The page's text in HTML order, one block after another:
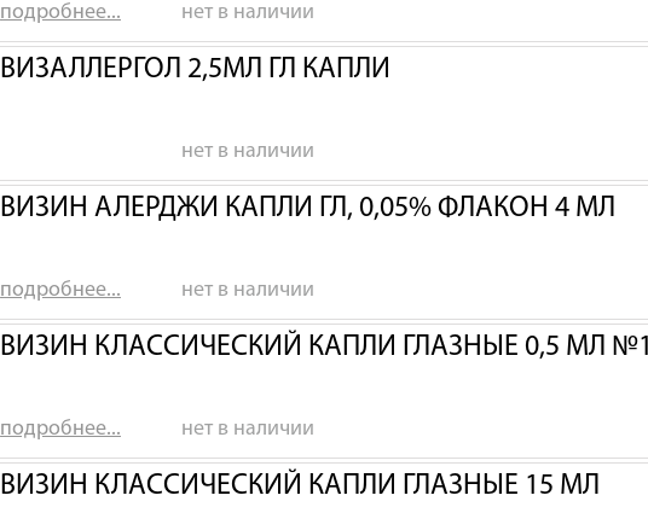
подробнее... нет в наличии
ВИЗАЛЛЕРГОЛ 2,5МЛ ГЛ КАПЛИ
нет в наличии
ВИЗИН АЛЕРДЖИ КАПЛИ ГЛ, 0,05% ФЛАКОН 4 МЛ
подробнее... нет в наличии
ВИЗИН КЛАССИЧЕСКИЙ КАПЛИ ГЛАЗНЫЕ 0,5 МЛ
подробнее... нет в наличии
ВИЗИН КЛАССИЧЕСКИЙ КАПЛИ ГЛАЗНЫЕ 15 МЛ